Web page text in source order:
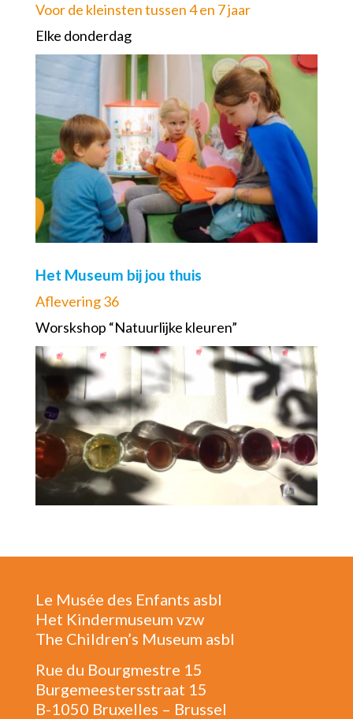
Voor de kleinsten tussen 4 en 7 jaar
Elke donderdag
Het Museum bij jou thuis
Aflevering 36
Worskshop “Natuurlijke kleuren”
Le Musée des Enfants asbl
Het Kindermuseum vzw
The Children’s Museum asbl
Rue du Bourgmestre 15
Burgemeestersstraat 15
B-1050 Bruxelles – Brussel